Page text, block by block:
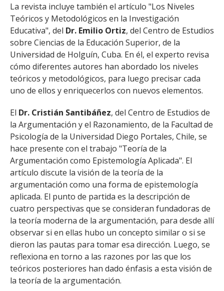
La revista incluye también el artículo "Los Niveles
Teóricos y Metodológicos en la Investigación
Educativa", del Dr. Emilio Ortiz, del Centro de Estudios
sobre Ciencias de la Educación Superior, de la
Universidad de Holguín, Cuba. En él, el experto revisa
cómo diferentes autores han abordado los niveles
teóricos y metodológicos, para luego precisar cada
uno de ellos y enriquecerlos con nuevos elementos.
El Dr. Cristián Santibáñez, del Centro de Estudios de
la Argumentación y el Razonamiento, de la Facultad de
Psicología de la Universidad Diego Portales, Chile, se
hace presente con el trabajo "Teoría de la
Argumentación como Epistemología Aplicada". El
artículo discute la visión de la teoría de la
argumentación como una forma de epistemología
aplicada. El punto de partida es la descripción de
cuatro perspectivas que se consideran fundadoras de
la teoría moderna de la argumentación, para desde allí
observar si en ellas hubo un concepto similar o si se
dieron las pautas para tomar esa dirección. Luego, se
reflexiona en torno a las razones por las que los
teóricos posteriores han dado énfasis a esta visión de
la teoría de la argumentación.